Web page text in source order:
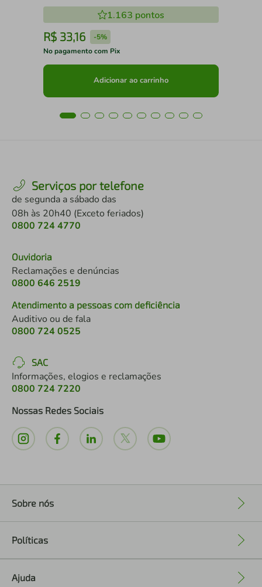
1.163 pontos
R$ 33,16 -5%
No pagamento com Pix
Adicionar ao carrinho
Serviços por telefone
de segunda a sábado das
08h às 20h40 (Exceto feriados)
0800 724 4770
Ouvidoria
Reclamações e denúncias
0800 646 2519
Atendimento a pessoas com deficiência
Auditivo ou de fala
0800 724 0525
SAC
Informações, elogios e reclamações
0800 724 7220
Nossas Redes Sociais
Sobre nós
Políticas
Ajuda